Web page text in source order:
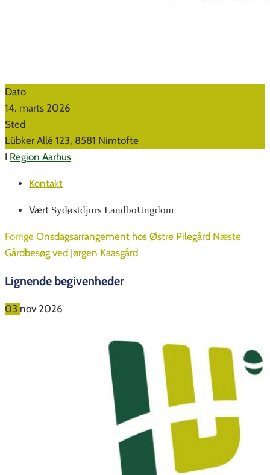
Dato
14. marts 2026
Sted
Lübker Allé 123, 8581 Nimtofte
I Region Aarhus
Kontakt
Vært Sydøstdjurs LandboUngdom
Forrige Onsdagsarrangement hos Østre Pilegård Næste
Gårdbesøg ved Jørgen Kaasgård
Lignende begivenheder
03 nov 2026